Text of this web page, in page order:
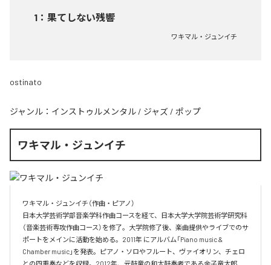
1 ： 果てしない残響
ワキマル・ジュンイチ
ostinato
ジャンル： インストゥルメンタル / ジャズ / ポップ
ワキマル・ジュンイチ
ワキマル・ジュンイチ（作曲・ピアノ）
日本大学芸術学部音楽学科作曲コースを経て、日本大学大学院芸術学研究科
（音楽芸術専攻作曲コース）を修了。大学院修了後、楽曲提供やライブでのサ
ポートをメインに活動を始める。2011年 にアルバム「Piano music &
Chamber music」を発表。ピアノ・ソロやフルート、ヴァイオリン、チェロ
との四重奏などを収録。2012年、元鼓童の和太鼓奏者である金子竜太郎